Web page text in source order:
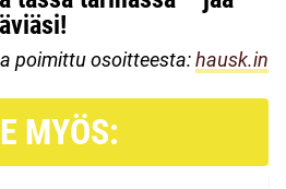
poimittu osoitteesta:hausk.in
MYÖS: